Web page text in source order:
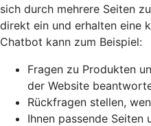
sich durch mehrere Seiten
direkt ein und erhalten eine
Chatbot kann zum Beispiel:
Fragen zu Produkten
der Website
Rückfragen stellen,
Ihnen passende Seiten